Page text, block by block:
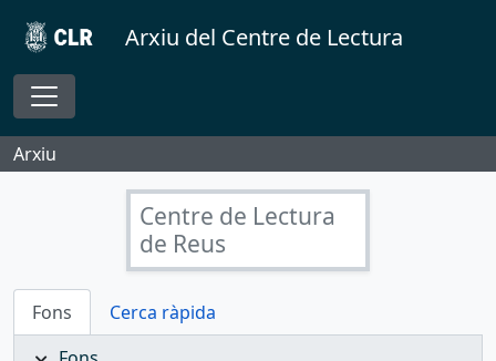
Skip to main content
Arxiu del Centre de Lectura
Toggle navigation
Arxiu
Centre de Lectura
de Reus
Fons
Cerca ràpida